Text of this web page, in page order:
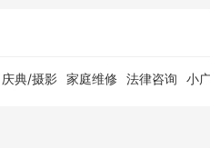
庆典/摄影 家庭维修 法律咨询 小